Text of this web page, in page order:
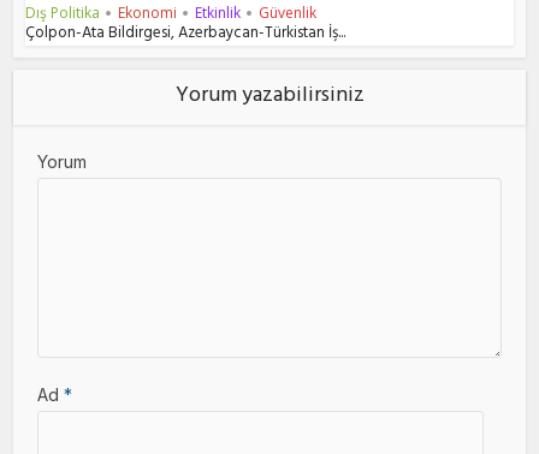
Dış Politika • Ekonomi • Etkinlik • Güvenlik
Çolpon-Ata Bildirgesi, Azerbaycan-Türkistan İş...
Yorum yazabilirsiniz
Yorum
Ad*